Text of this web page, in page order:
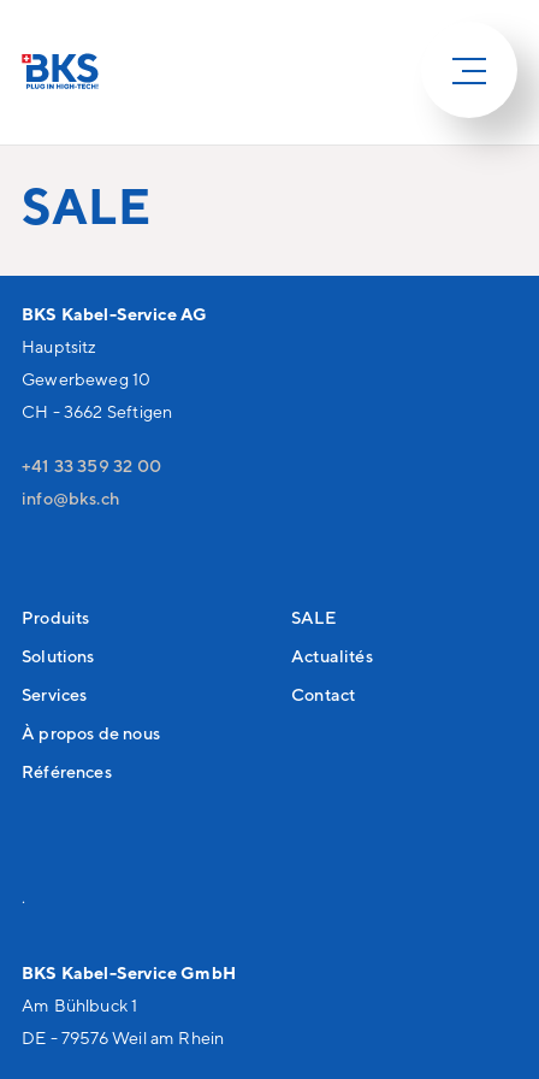
SALE
BKS Kabel-Service AG
Hauptsitz
Gewerbeweg 10
CH - 3662 Seftigen
+41 33 359 32 00
nf
bks ch
Produits
Solutions
Services
À propos de nous
Références
SALE
Actualités
Contact
.
BKS Kabel-Service GmbH
Am Bühlbuck 1
DE - 79576 Weil am Rhein